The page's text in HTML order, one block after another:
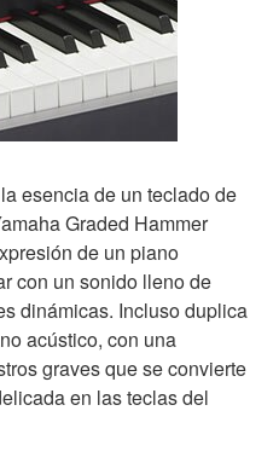
esencia de un teclado de
Graded Hammer
de un piano
con un sonido lleno de
dinámicas. Incluso duplica
acústico, con una
graves que se convierte
en las teclas del